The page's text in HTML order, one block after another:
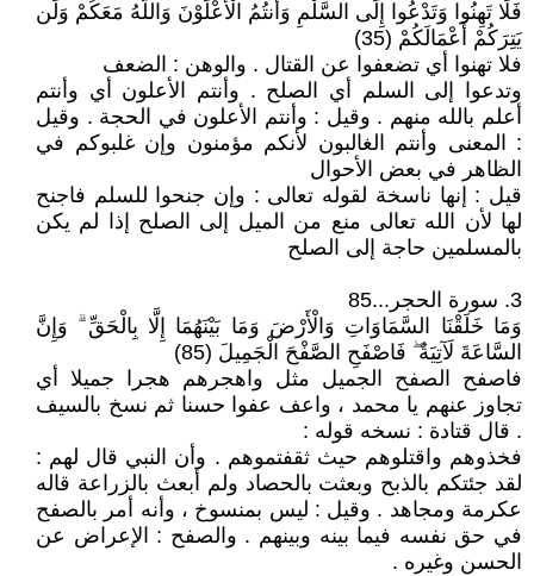
فَلَا تَهِنُوا وَتَدْعُوا إِلَى السَّلْمِ وَأَنتُمُ الْأَعْلَوْنَ وَاللَّهُ مَعَكُمْ وَلَن
يَتِرَكُمْ أَعْمَالَكُمْ (35)
فلا تهنوا أي تضعفوا عن القتال . والوهن : الضعف
وتدعوا إلى السلم أي الصلح . وأنتم الأعلون أي وأنتم
أعلم بالله منهم . وقيل : وأنتم الأعلون في الحجة . وقيل
: المعنى وأنتم الغالبون لأنكم مؤمنون وإن غلبوكم في
الظاهر في بعض الأحوال
قيل : إنها ناسخة لقوله تعالى : وإن جنحوا للسلم فاجنح
لها لأن الله تعالى منع من الميل إلى الصلح إذا لم يكن
بالمسلمين حاجة إلى الصلح
3. سورة الحجر...85
وَمَا خَلَقْنَا السَّمَاوَاتِ وَالْأَرْضَ وَمَا بَيْنَهُمَا إِلَّا بِالْحَقِّ ۗ وَإِنَّ
السَّاعَةَ لَآتِيَةٌ ۖ فَاصْفَحِ الصَّفْحَ الْجَمِيلَ (85)
فاصفح الصفح الجميل مثل واهجرهم هجرا جميلا أي
تجاوز عنهم يا محمد ، واعف عفوا حسنا ثم نسخ بالسيف
. قال قتادة : نسخه قوله :
فخذوهم واقتلوهم حيث ثقفتموهم . وأن النبي قال لهم :
لقد جئتكم بالذبح وبعثت بالحصاد ولم أبعث بالزراعة قاله
عكرمة ومجاهد . وقيل : ليس بمنسوخ ، وأنه أمر بالصفح
في حق نفسه فيما بينه وبينهم . والصفح : الإعراض عن
الحسن وغيره .